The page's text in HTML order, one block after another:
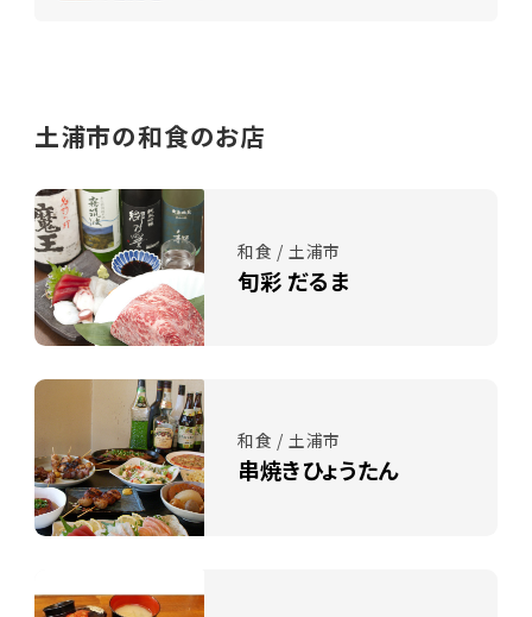
土浦市の和食のお店
和食 / 土浦市
旬彩 だるま
和食 / 土浦市
串焼きひょうたん